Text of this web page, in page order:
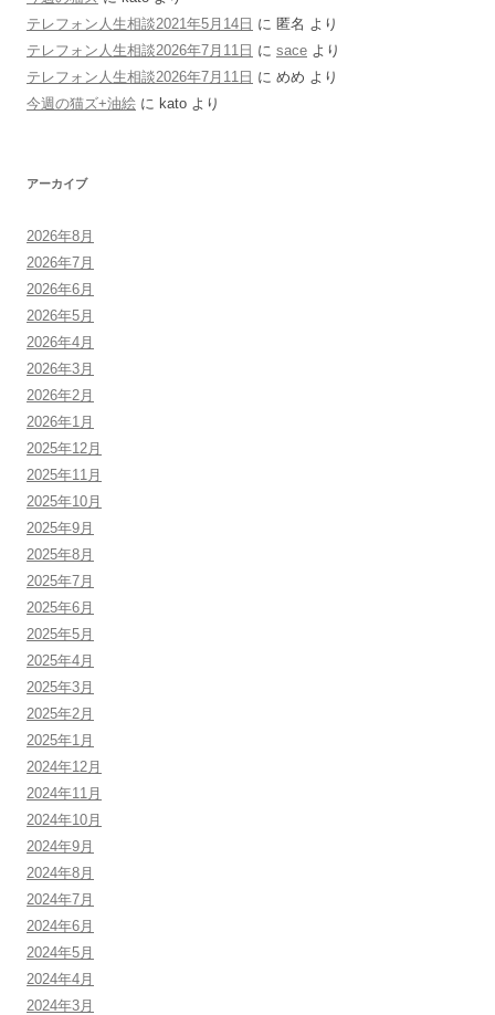
テレフォン人生相談2021年5月14日 に 匿名 より
テレフォン人生相談2026年7月11日 に sace より
テレフォン人生相談2026年7月11日 に めめ より
今週の猫ズ+油絵 に kato より
アーカイブ
2026年8月
2026年7月
2026年6月
2026年5月
2026年4月
2026年3月
2026年2月
2026年1月
2025年12月
2025年11月
2025年10月
2025年9月
2025年8月
2025年7月
2025年6月
2025年5月
2025年4月
2025年3月
2025年2月
2025年1月
2024年12月
2024年11月
2024年10月
2024年9月
2024年8月
2024年7月
2024年6月
2024年5月
2024年4月
2024年3月